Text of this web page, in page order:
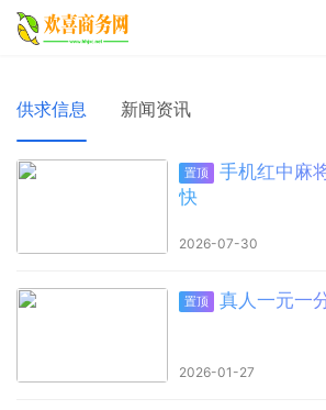
供求信息 新闻资讯
置顶 手机红中麻
快
2026-07-30
置顶 真人一元一
2026-01-27